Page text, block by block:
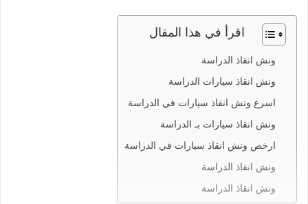
اقرأ في هذا المقال
ونش انقاذ الدراسة
ونش انقاذ سيارات الدراسة
اسرع ونش انقاذ سيارات في الدراسة
ونش انقاذ سيارات بـ الدراسة
ارخص ونش انقاذ سيارات في الدراسة
ونش انقاذ الدراسة
ونش انقاذ الدراسة